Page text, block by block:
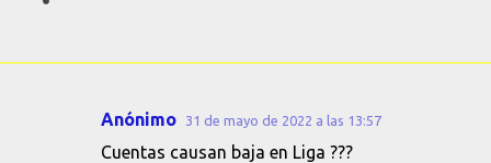
Anónimo 31 de mayo de 2022 a las 13:57
Cuentas causan baja en Liga ???